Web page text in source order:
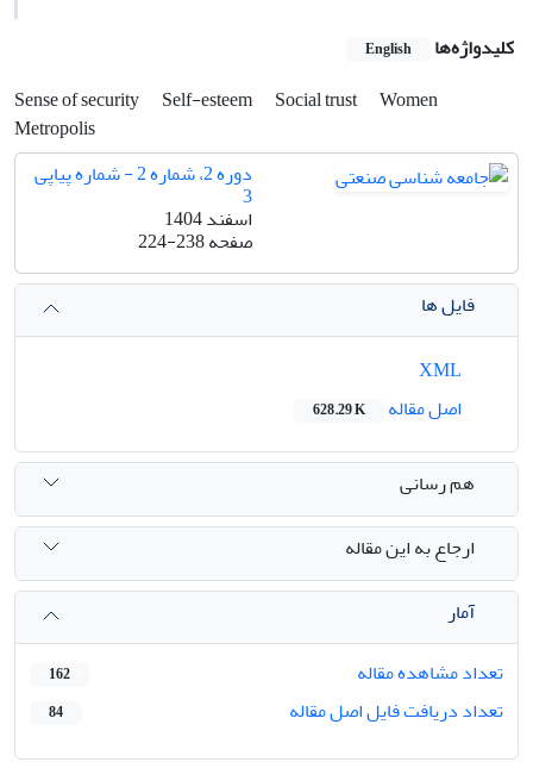
کلیدواژه‌ها English
Sense of security Self-esteem Social trust Women
Metropolis
دوره 2، شماره 2 - شماره پیاپی
3
اسفند 1404
صفحه224-238
فایل ها
اصل مقاله
628.29 K
هم رسانی
ارجاع به این مقاله
آمار
تعداد مشاهده مقاله
162
تعداد دریافت فایل اصل مقاله 84